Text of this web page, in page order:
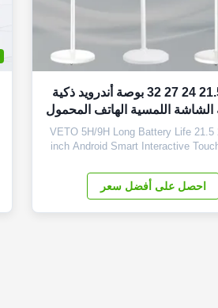
الفيتو 21.5 24 27 32 بوصة أندرويد ذكية
الشاشة اللمسية الهاتف المحمول
المحمول لاسلكي
VETO 5H/9H Long Battery Life 21.5
inch Android Smart Interactive
Our Product: 1. Universal App
Download and enjoy every app you
our product. Its versatile operating
احصل على أفضل سعر